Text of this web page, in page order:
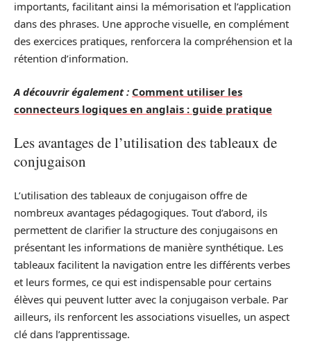
importants, facilitant ainsi la mémorisation et l’application
dans des phrases. Une approche visuelle, en complément
des exercices pratiques, renforcera la compréhension et la
rétention d’information.
A découvrir également : Comment utiliser les
connecteurs logiques en anglais : guide pratique
Les avantages de l’utilisation des tableaux de
conjugaison
L’utilisation des tableaux de conjugaison offre de
nombreux avantages pédagogiques. Tout d’abord, ils
permettent de clarifier la structure des conjugaisons en
présentant les informations de manière synthétique. Les
tableaux facilitent la navigation entre les différents verbes
et leurs formes, ce qui est indispensable pour certains
élèves qui peuvent lutter avec la conjugaison verbale. Par
ailleurs, ils renforcent les associations visuelles, un aspect
clé dans l’apprentissage.